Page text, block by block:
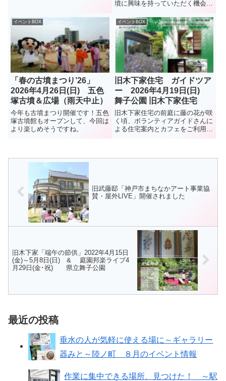
墳に興味を持っていただく機会と
塚古墳を照らすイベントが開催さ
れます。11月のキャンドルナイ
トとはまた違った趣きです。キャ
ンドルナイトと違い、墳丘...
イベントBOX
「春の古墳まつり’26」
2026年4月26日(日) 五色
塚古墳＆広場（雨天中止）
今年も古墳まつり開催です！五色
塚古墳館もオープンして、今回は
より楽しめそうですね。
イベントBOX
旧木下家住宅 ガイドツア
ー 2026年4月19日(日)
舞子公園 旧木下家住宅
旧木下家住宅の前庭に藤の花が咲
く頃、ボランティアガイドさんに
よる住宅案内とカフェをご利用い
旧武藤邸「神戸市まちなかアート事業協
賛・屋外LIVE」開催されました
旧木下家「端午の節供」2022年4月15日
(金)～5月8日(日) & 庭園邦楽ライブ4
月29日(金･祝) 県立舞子公園
最近の投稿
垂水の人が気軽に使える場に～ギャラリー
器みと～陸ノ町 ８月のイベント情報
作業に集中できる場所、見つけた！ ～駅